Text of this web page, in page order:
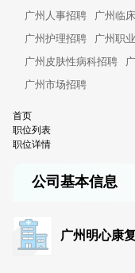
广州人事招聘
广州临
广州护理招聘
广州职
广州皮肤性病科招聘
广州市场招聘
首页
职位列表
职位详情
公司基本信息
广州明心康